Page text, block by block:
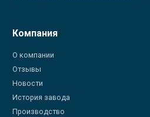
Компания
О компании
Отзывы
Новости
История завода
Производство